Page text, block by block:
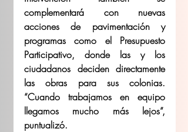
complementará con nuevas
acciones de pavimentación y
programas como el Presupuesto
Participativo, donde las y los
ciudadanos deciden directamente
las obras para sus colonias.
“Cuando trabajamos en equipo
llegamos mucho más lejos”,
puntualizó.